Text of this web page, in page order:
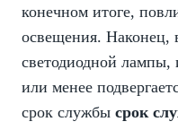
конечном итоге,
освещения. Наконец,
светодиодной лампы,
или менее
срок службы срок